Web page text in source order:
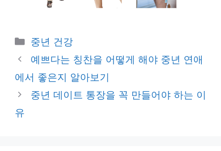
카
테
리
중년 건강
예쁘다는 칭찬을 어떻게 해야 중년 연애
에서 좋은지 알아보기
중년 데이트 통장을 꼭 만들어야 하는 이
유